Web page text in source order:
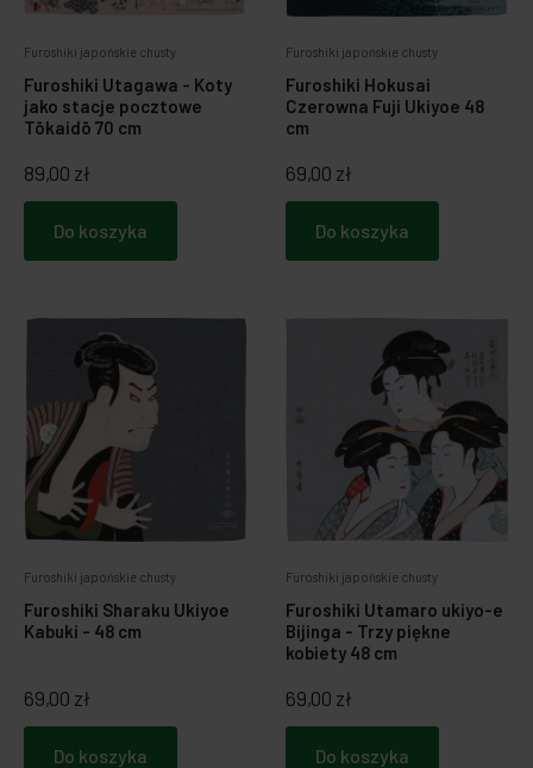
Furoshiki japońskie chusty
Furoshiki Utagawa - Koty
jako stacje pocztowe
Tōkaidō 70 cm
89,00 zł
Do koszyka
Furoshiki japońskie chusty
Furoshiki Hokusai
Czerowna Fuji Ukiyoe 48
cm
69,00 zł
Do koszyka
Furoshiki japońskie chusty
Furoshiki Sharaku Ukiyoe
Kabuki - 48 cm
69,00 zł
Do koszyka
Furoshiki japońskie chusty
Furoshiki Utamaro ukiyo-e
Bijinga - Trzy piękne
kobiety 48 cm
69,00 zł
Do koszyka
Zabawki dla psa
Breloczki, zawieszki, magnesy
LOQI torby i plecaki
Japońska papeteria
Notatniki i notesy
Spinacze i zakładki
Dookoła świata